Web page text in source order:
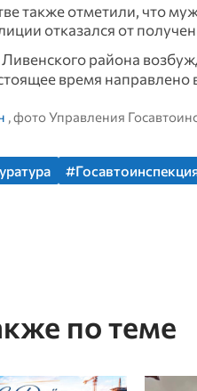
также отметили, что
отказался от
района
время направлено
, фото Управления
по теме